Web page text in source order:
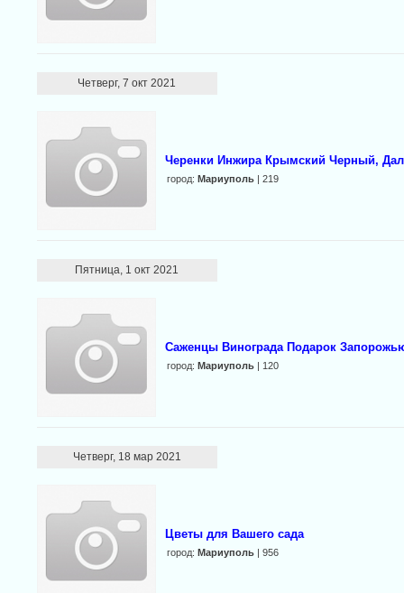
Четверг, 7 окт 2021
Черенки Инжира Крымский Черный,
город: Мариуполь| 219
Пятница, 1 окт 2021
Саженцы Винограда Подарок
город: Мариуполь| 120
Четверг, 18 мар 2021
Цветы для Вашего сада
город: Мариуполь| 956